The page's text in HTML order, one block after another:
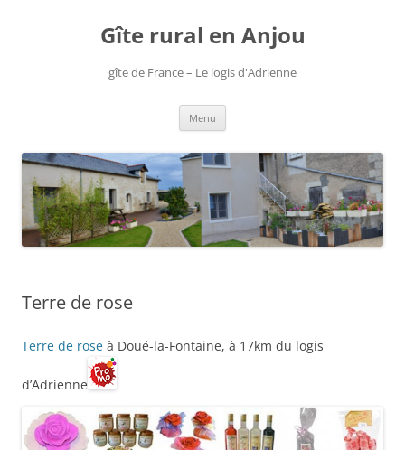
Gîte rural en Anjou
gîte de France – Le logis d'Adrienne
Menu
Terre de rose
Terre de rose à Doué-la-Fontaine, à 17km du logis
d’Adrienne